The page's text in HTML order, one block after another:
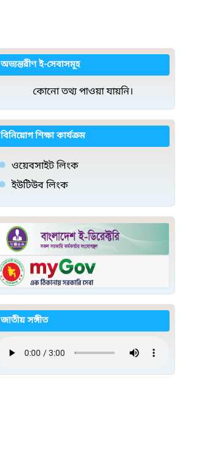
অভ্যন্তরীণ ই-সেবাসমূহ
কোনো তথ্য পাওয়া যায়নি।
বিনিয়োগ শিক্ষা কার্যক্রম
ওয়েবসাইট লিংক
ইউটিউব লিংক
জাতীয় সঙ্গীত